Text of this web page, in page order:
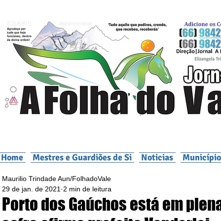
Home Mestres e Guardiões de Si Noticias
Porto dos Gaúchos está em
Maurilio Trindade Aun/FolhadoVale
29 de jan. de 2021 2 min de leitura